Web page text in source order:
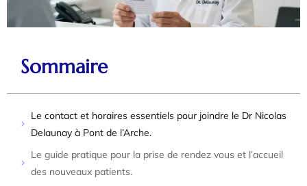
Sommaire
Le contact et horaires essentiels pour joindre le Dr Nicolas
Delaunay à Pont de l’Arche.
Le guide pratique pour la prise de rendez vous et l’accueil
des nouveaux patients.